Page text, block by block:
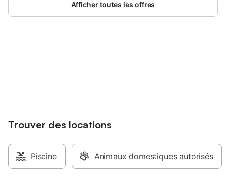
réduite et propose
adaptés,
d'urgence dans la
Afficher toutes les offres
Trouver des locations
Piscine Animaux domestiques autorisés